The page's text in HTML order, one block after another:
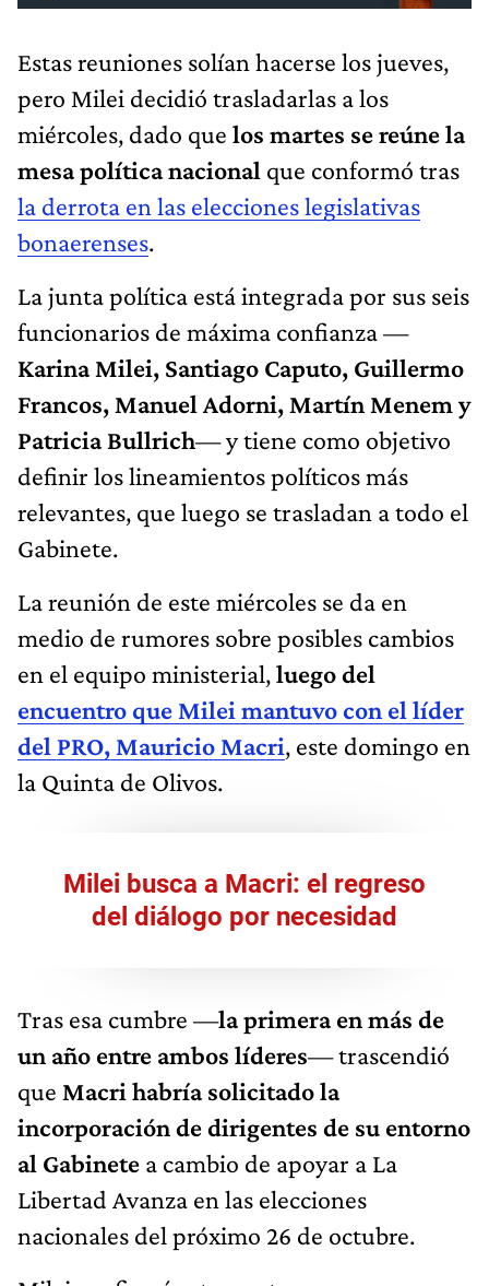
Estas reuniones solían hacerse los jueves,
pero Milei decidió trasladarlas a los
miércoles, dado que los martes se reúne la
mesa política nacional que conformó tras
la derrota en las elecciones legislativas
bonaerenses.
La junta política está integrada por sus seis
funcionarios de máxima confianza —
Karina Milei, Santiago Caputo, Guillermo
Francos, Manuel Adorni, Martín Menem y
Patricia Bullrich— y tiene como objetivo
definir los lineamientos políticos más
relevantes, que luego se trasladan a todo el
Gabinete.
La reunión de este miércoles se da en
medio de rumores sobre posibles cambios
en el equipo ministerial,luego del
encuentro que Milei mantuvo con el líder
del PRO, Mauricio Macri, este domingo en
la Quinta de Olivos.
Milei busca a Macri: el regreso
del diálogo por necesidad
Tras esa cumbre —la primera en más de
un año entre ambos líderes— trascendió
que Macri habría solicitado la
incorporación de dirigentes de su entorno
al Gabinete a cambio de apoyar a La
Libertad Avanza en las elecciones
nacionales del próximo 26 de octubre.